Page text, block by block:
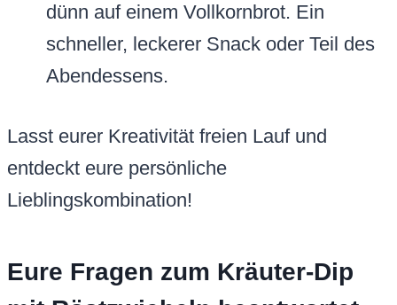
dünn auf einem Vollkornbrot. Ein
schneller, leckerer Snack oder Teil des
Abendessens.
Lasst eurer Kreativität freien Lauf und
entdeckt eure persönliche
Lieblingskombination!
Eure Fragen zum Kräuter-Dip